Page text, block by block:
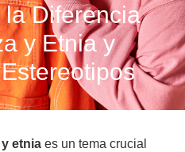
Diferencia
y Etnia y
etniaes un tema crucial